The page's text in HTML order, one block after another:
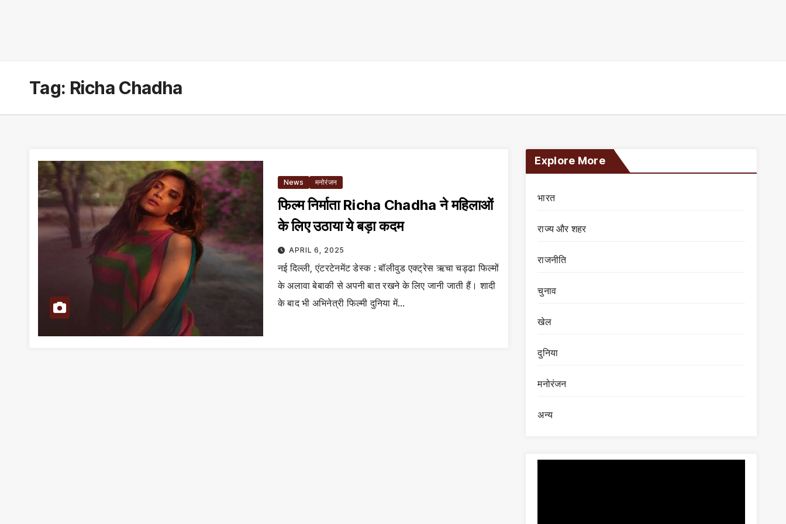
Tag: Richa Chadha
News मनोरंजन
फिल्म निर्माता Richa Chadha ने महिलाओं
के लिए उठाया ये बड़ा कदम
APRIL 6, 2025
नई दिल्ली, एंटरटेनमेंट डेस्क : बॉलीवुड एक्ट्रेस ऋचा चड्ढा फिल्मों
के अलावा बेबाकी से अपनी बात रखने के लिए जानी जाती हैं। शादी
के बाद भी अभिनेत्री फिल्मी दुनिया में…
Explore More
भारत
राज्य और शहर
राजनीति
चुनाव
खेल
दुनिया
मनोरंजन
अन्य